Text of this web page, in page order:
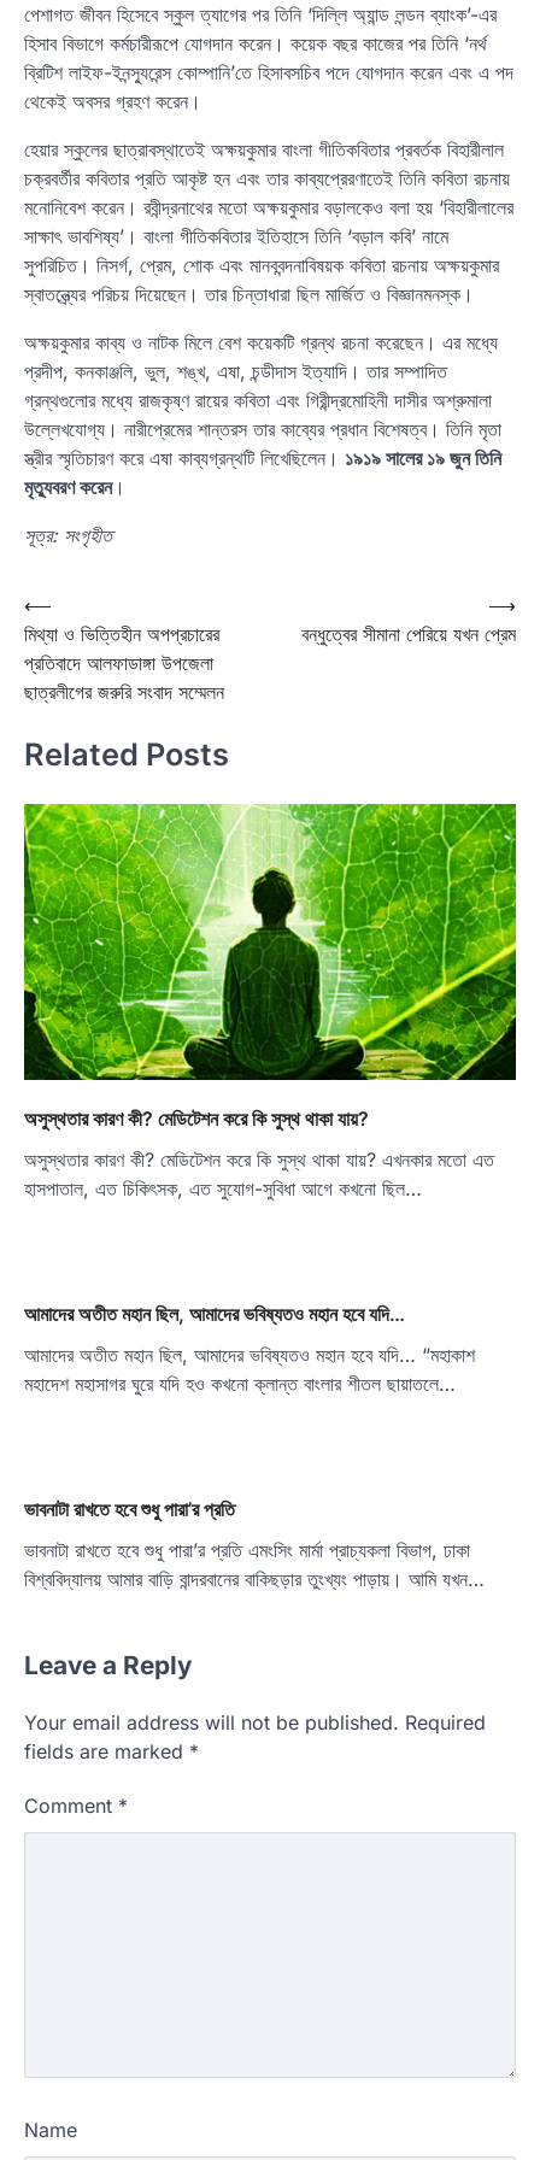
পেশাগত জীবন হিসেবে স্কুল ত্যাগের পর তিনি ‘দিল্লি অ্যান্ড লন্ডন ব্যাংক’-এর
হিসাব বিভাগে কর্মচারীরূপে যোগদান করেন। কয়েক বছর কাজের পর তিনি ‘নর্থ
ব্রিটিশ লাইফ-ইনন্স্যুরেন্স কোম্পানি’তে হিসাবসচিব পদে যোগদান করেন এবং এ পদ
থেকেই অবসর গ্রহণ করেন।
হেয়ার স্কুলের ছাত্রাবস্থাতেই অক্ষয়কুমার বাংলা গীতিকবিতার প্রবর্তক বিহারীলাল
চক্রবর্তীর কবিতার প্রতি আকৃষ্ট হন এবং তার কাব্যপ্রেরণাতেই তিনি কবিতা রচনায়
মনোনিবেশ করেন। রবীন্দ্রনাথের মতো অক্ষয়কুমার বড়ালকেও বলা হয় ‘বিহারীলালের
সাক্ষাৎ ভাবশিষ্য’। বাংলা গীতিকবিতার ইতিহাসে তিনি ‘বড়াল কবি’ নামে
সুপরিচিত। নিসর্গ, প্রেম, শোক এবং মানববন্দনাবিষয়ক কবিতা রচনায় অক্ষয়কুমার
স্বাতন্ত্র্যের পরিচয় দিয়েছেন। তার চিন্তাধারা ছিল মার্জিত ও বিজ্ঞানমনস্ক।
অক্ষয়কুমার কাব্য ও নাটক মিলে বেশ কয়েকটি গ্রন্থ রচনা করেছেন। এর মধ্যে
প্রদীপ, কনকাঞ্জলি, ভুল, শঙ্খ, এষা, চন্ডীদাস ইত্যাদি। তার সম্পাদিত
গ্রন্থগুলোর মধ্যে রাজকৃষ্ণ রায়ের কবিতা এবং গিরীন্দ্রমোহিনী দাসীর অশ্রুমালা
উল্লেখযোগ্য। নারীপ্রেমের শান্তরস তার কাব্যের প্রধান বিশেষত্ব। তিনি মৃতা
স্ত্রীর স্মৃতিচারণ করে এষা কাব্যগ্রন্থটি লিখেছিলেন। ১৯১৯ সালের ১৯ জুন তিনি
মৃত্যুবরণ করেন।
সূত্র: সংগৃহীত
Post
navigation
⟵
মিথ্যা ও ভিত্তিহীন অপপ্রচারের
প্রতিবাদে আলফাডাঙ্গা উপজেলা
ছাত্রলীগের জরুরি সংবাদ সম্মেলন
বন্ধুত্বের সীমানা পেরিয়ে যখন প্রেম
⟶
Related Posts
অসুস্থতার কারণ কী? মেডিটেশন করে কি সুস্থ থাকা যায়?
অসুস্থতার কারণ কী? মেডিটেশন করে কি সুস্থ থাকা যায়? এখনকার মতো এত
হাসপাতাল, এত চিকিৎসক, এত সুযোগ-সুবিধা আগে কখনো ছিল…
আমাদের অতীত মহান ছিল, আমাদের ভবিষ্যতও মহান হবে যদি…
আমাদের অতীত মহান ছিল, আমাদের ভবিষ্যতও মহান হবে যদি… “মহাকাশ
মহাদেশ মহাসাগর ঘুরে যদি হও কখনো ক্লান্ত বাংলার শীতল ছায়াতলে…
ভাবনাটা রাখতে হবে শুধু পারা’র প্রতি
ভাবনাটা রাখতে হবে শুধু পারা’র প্রতি এমংসিং মার্মা প্রাচ্যকলা বিভাগ, ঢাকা
বিশ্ববিদ্যালয় আমার বাড়ি বান্দরবানের বাকিছড়ার তুংখ্যং পাড়ায়। আমি যখন…
Leave a Reply
Your email address will not be published. Required
fields are marked *
Comment *
Name